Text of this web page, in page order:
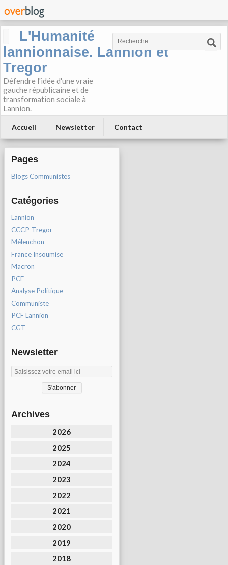
L'Humanité
lannionnaise. Lannion et
Tregor
Défendre l'idée d'une vraie
gauche républicaine et de
transformation sociale à
Lannion.
Accueil Newsletter Contact
Pages
Blogs Communistes
Catégories
Lannion
CCCP-Tregor
Mélenchon
France Insoumise
Macron
PCF
Analyse Politique
Communiste
PCF Lannion
CGT
Newsletter
Archives
2026
2025
2024
2023
2022
2021
2020
2019
2018